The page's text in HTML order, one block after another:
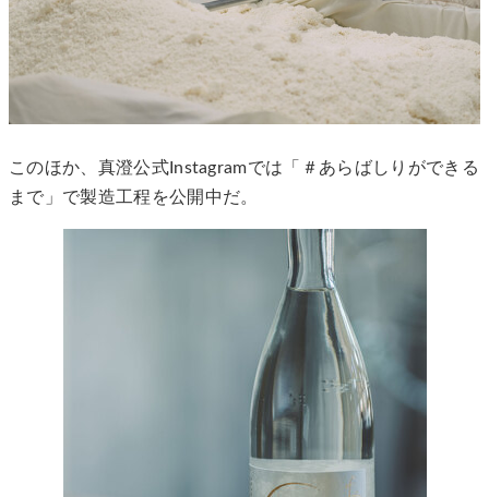
このほか、真澄公式Instagramでは「＃あらばしりができる
まで」で製造工程を公開中だ。